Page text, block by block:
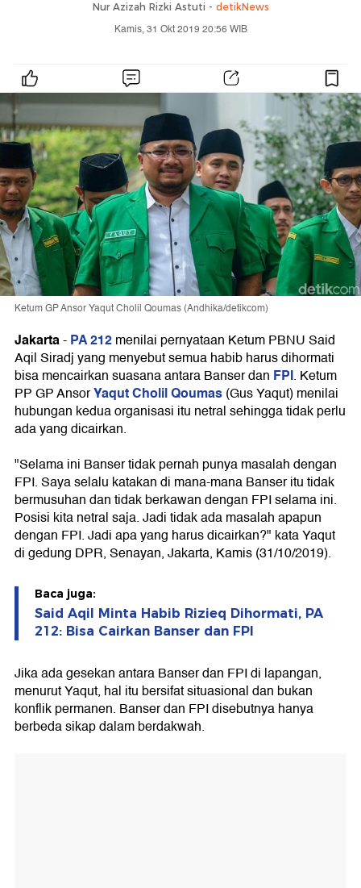
Nur Azizah Rizki Astuti - detikNews
Kamis, 31 Okt 2019 20:56 WIB
Ketum GP Ansor Yaqut Cholil Qoumas (Andhika/detikcom)
Jakarta-PA 212menilai pernyataan Ketum PBNU Said
Aqil Siradj yang menyebut semua habib harus dihormati
bisa mencairkan suasana antara Banser dan FPI. Ketum
PP GP AnsorYaqut Cholil Qoumas(Gus Yaqut) menilai
hubungan kedua organisasi itu netral sehingga tidak perlu
ada yang dicairkan.
"Selama ini Banser tidak pernah punya masalah dengan
FPI. Saya selalu katakan di mana-mana Banser itu tidak
bermusuhan dan tidak berkawan dengan FPI selama ini.
Posisi kita netral saja. Jadi tidak ada masalah apapun
dengan FPI. Jadi apa yang harus dicairkan?" kata Yaqut
di gedung DPR, Senayan, Jakarta, Kamis (31/10/2019).
Baca juga:
Said Aqil Minta Habib Rizieq Dihormati, PA
212: Bisa Cairkan Banser dan FPI
Jika ada gesekan antara Banser dan FPI di lapangan,
menurut Yaqut, hal itu bersifat situasional dan bukan
konflik permanen. Banser dan FPI disebutnya hanya
berbeda sikap dalam berdakwah.